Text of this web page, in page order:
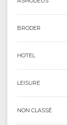
BRODER
HOTEL
LEISURE
NON CLASSÉ